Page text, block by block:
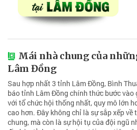
Mái nhà chung của
Lâm Đồng
Sau hợp nhất 3 tỉnh Lâm Đồng, Bình
báo tỉnh Lâm Đồng chính thức bước
với tổ chức hội thống nhất, quy mô lớn
cao hơn. Đây không chỉ là sự sắp xếp về
chung, mà còn là sự hội tụ của đội ngũ